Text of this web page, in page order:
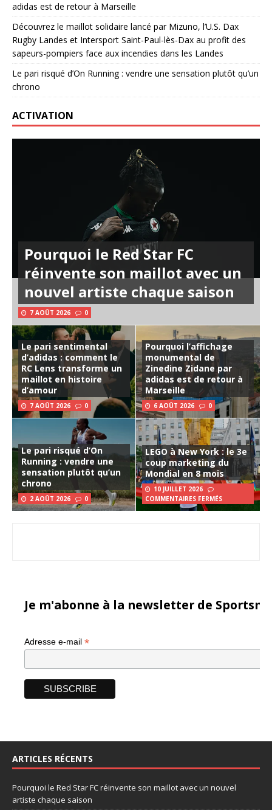
adidas est de retour à Marseille
Découvrez le maillot solidaire lancé par Mizuno, l’U.S. Dax
Rugby Landes et Intersport Saint-Paul-lès-Dax au profit des
sapeurs-pompiers face aux incendies dans les Landes
Le pari risqué d’On Running : vendre une sensation plutôt qu’un
chrono
ACTIVATION
Pourquoi le Red Star FC
réinvente son maillot avec un
nouvel artiste chaque saison
7 AOÛT 2026 0
Le pari sentimental
d’adidas : comment le
RC Lens transforme un
maillot en histoire
d’amour
7 AOÛT 2026 0
Pourquoi l’affichage
monumental de
Zinedine Zidane par
adidas est de retour à
Marseille
6 AOÛT 2026 0
Le pari risqué d’On
Running : vendre une
sensation plutôt qu’un
chrono
2 AOÛT 2026 0
LEGO à New York : le 3e
coup marketing du
Mondial en 8 mois
10 JUILLET 2026
COMMENTAIRES FERMÉS
Je m'abonne à la newsletter de
Adresse e-mail *
ARTICLES RÉCENTS
Pourquoi le Red Star FC réinvente son maillot avec un nouvel
artiste chaque saison